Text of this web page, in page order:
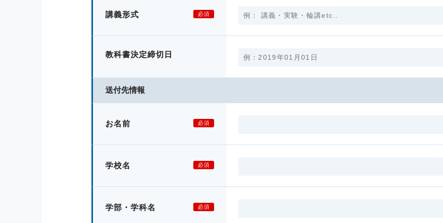
講義形式 必須
教科書決定締切日
送付先情報
お名前 必須
学校名 必須
学部・学科名 必須